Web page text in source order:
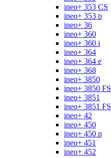
ineo+ 353 CS
ineo+ 353 p
ineo+ 36
ineo+ 360
ineo+ 360 i
ineo+ 364
ineo+ 364 e
ineo+ 368
ineo+ 3850
ineo+ 3850 FS
ineo+ 3851
ineo+ 3851 FS
ineo+ 42
ineo+ 450
ineo+ 450 p
ineo+ 451
ineo+ 452